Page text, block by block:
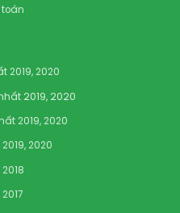
toán
2019, 2020
2019, 2020
2019, 2020
2020